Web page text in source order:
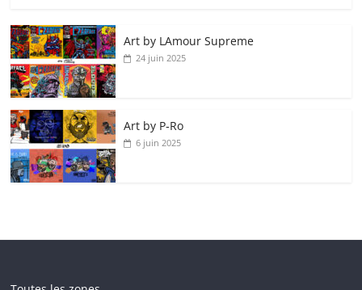
Art by LAmour Supreme
24 juin 2025
Art by P‑Ro
6 juin 2025